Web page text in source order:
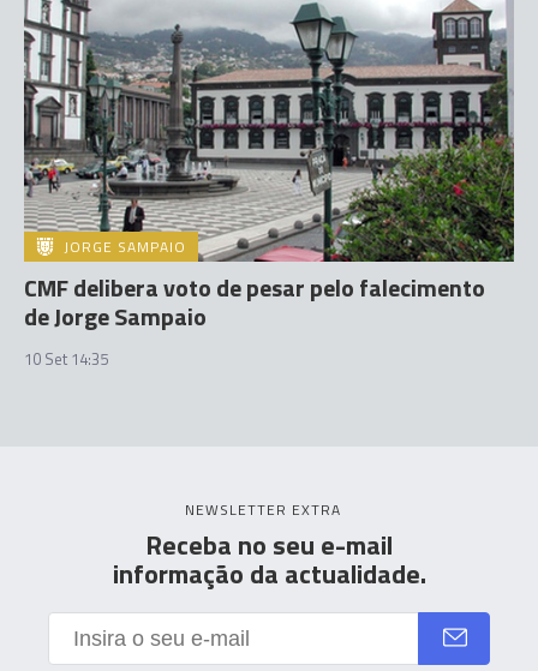
JORGE SAMPAIO
CMF delibera voto de pesar pelo falecimento
de Jorge Sampaio
10 Set 14:35
NEWSLETTER EXTRA
Receba no seu e-mail
informação da actualidade.